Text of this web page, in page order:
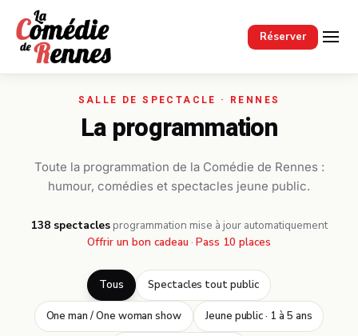
Réserver
Passer au contenu principal
La programmation
Toute la programmation de la Comédie de Rennes :
humour, comédies et spectacles jeune public.
138 spectacles· programmation mise à jour automatiquement
Offrir un bon cadeau · Pass 10 places
Tous Spectacles tout public
One man / One woman show Jeune public · 1 à 5 ans